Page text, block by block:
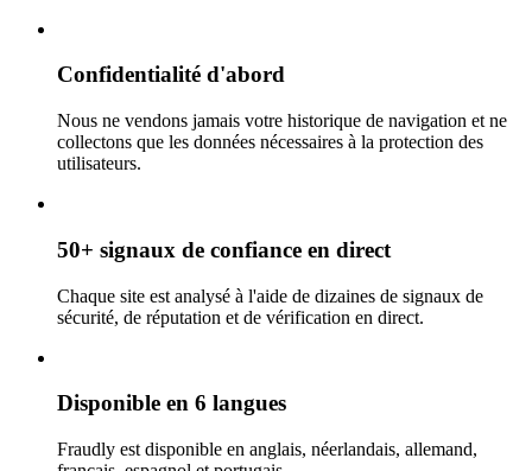
Confidentialité d'abord
Nous ne vendons jamais votre historique de navigation et ne
collectons que les données nécessaires à la protection des
utilisateurs.
50+ signaux de confiance en direct
Chaque site est analysé à l'aide de dizaines de signaux de
sécurité, de réputation et de vérification en direct.
Disponible en 6 langues
Fraudly est disponible en anglais, néerlandais, allemand,